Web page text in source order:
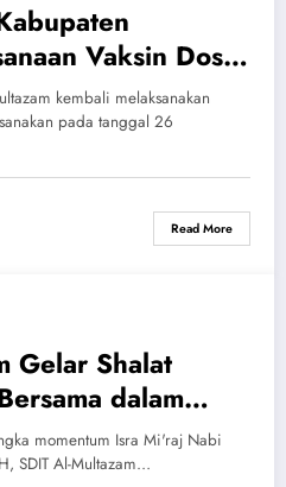
Vaksin Dosis
2 SDIT Al-Multazam Berjalan Lancar
kembali melaksanakan
pada tanggal 26
Read More
Gelar Shalat
dalam
Nabi
1443H
momentum Isra Mi'raj Nabi
SDIT Al-Multazam…